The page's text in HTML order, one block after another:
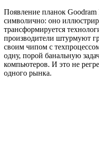
Появление планок
символично: оно
трансформируется
производители штурмуют
своим чипом с
одну, порой банальную
компьютеров. И это не
одного рынка.